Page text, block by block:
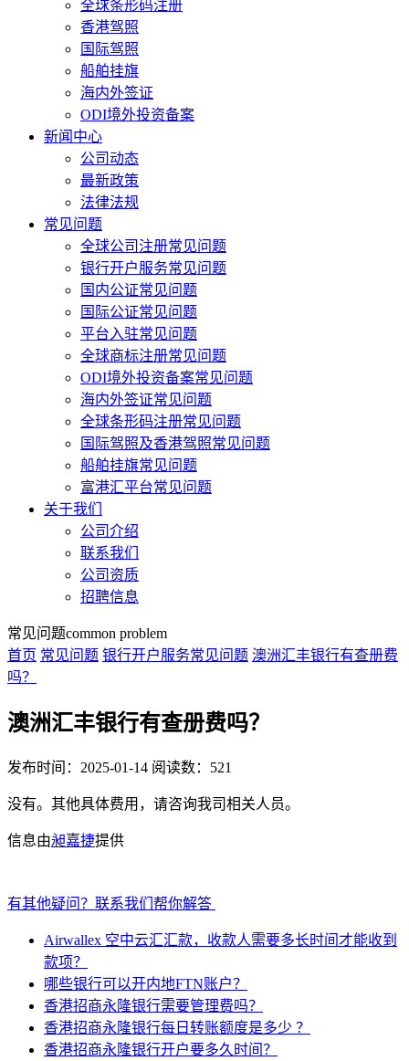
全球条形码注册
香港驾照
国际驾照
船舶挂旗
海内外签证
ODI境外投资备案
新闻中心
公司动态
最新政策
法律法规
常见问题
全球公司注册常见问题
银行开户服务常见问题
国内公证常见问题
国际公证常见问题
平台入驻常见问题
全球商标注册常见问题
ODI境外投资备案常见问题
海内外签证常见问题
全球条形码注册常见问题
国际驾照及香港驾照常见问题
船舶挂旗常见问题
富港汇平台常见问题
关于我们
公司介绍
联系我们
公司资质
招聘信息
常见问题common problem
首页 常见问题 银行开户服务常见问题 澳洲汇丰银行有查册费
吗？
澳洲汇丰银行有查册费吗？
发布时间：2025-01-14 阅读数：521
没有。其他具体费用，请咨询我司相关人员。
信息由昶嘉捷提供
有其他疑问？联系我们帮你解答
Airwallex 空中云汇汇款，收款人需要多长时间才能收到
款项？
哪些银行可以开内地FTN账户？
香港招商永隆银行需要管理费吗？
香港招商永隆银行每日转账额度是多少 ？
香港招商永隆银行开户要多久时间？